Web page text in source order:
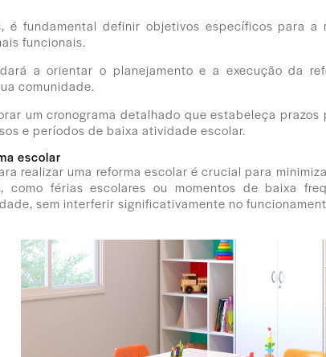
é fundamental definir objetivos específicos para a
funcionais.
a orientar o planejamento e a execução da
comunidade.
um cronograma detalhado que estabeleça
e períodos de baixa atividade escolar.
escolar
realizar uma reforma escolar é crucial para
como férias escolares ou momentos de baixa
sem interferir significativamente no